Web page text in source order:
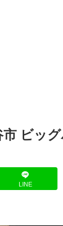
市 ビッ
LINE